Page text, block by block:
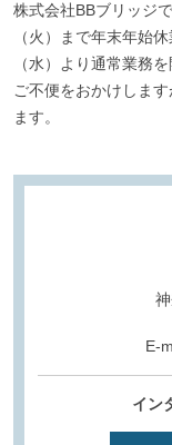
株式会社BBブリッジ
（火）まで年末年始
（水）より通常業務
ご不便をおかけしま
ます。
E-
イン